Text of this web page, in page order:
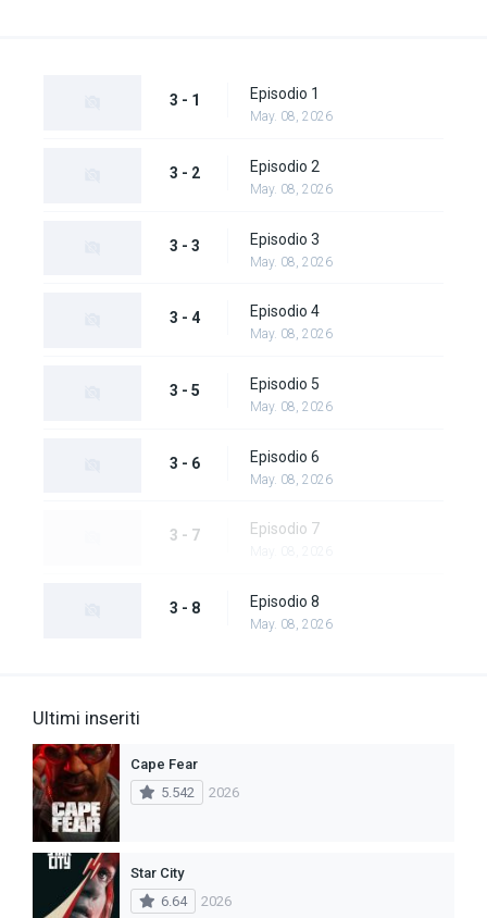
3 - 1 Episodio 1
May. 08, 2026
3 - 2 Episodio 2
May. 08, 2026
3 - 3 Episodio 3
May. 08, 2026
3 - 4 Episodio 4
May. 08, 2026
3 - 5 Episodio 5
May. 08, 2026
3 - 6 Episodio 6
May. 08, 2026
3 - 7 Episodio 7
3 - 8 Episodio 8
May. 08, 2026
Ultimi inseriti
Cape Fear
5.542
2026
Star City
6.64
2026